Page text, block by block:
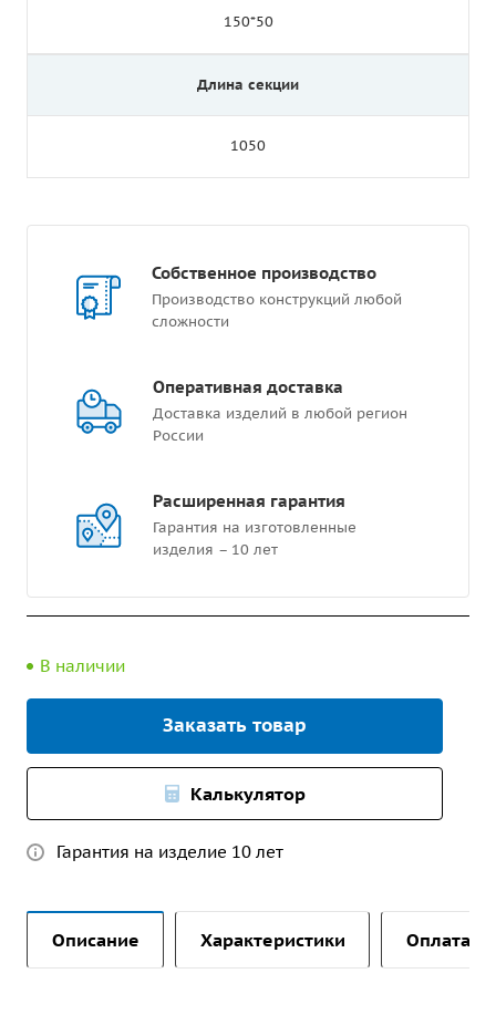
150*50
Длина секции
1050
Собственное производство
Производство конструкций любой
сложности
Оперативная доставка
Доставка изделий в любой регион
России
Расширенная гарантия
Гарантия на изготовленные
изделия – 10 лет
В наличии
Заказать товар
Калькулятор
Гарантия на изделие 10 лет
Описание Характеристики Оплата и